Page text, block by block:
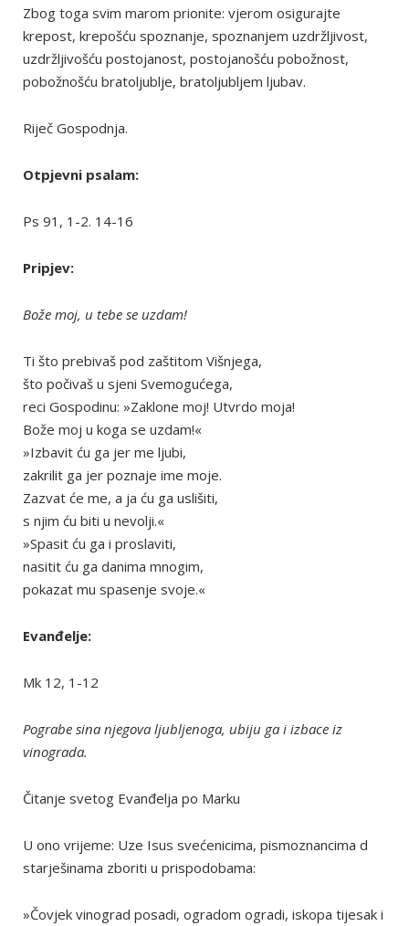
Zbog toga svim marom prionite: vjerom osigurajte
krepost, krepošću spoznanje, spoznanjem uzdržljivost,
uzdržljivošću postojanost, postojanošću pobožnost,
pobožnošću bratoljublje, bratoljubljem ljubav.
Riječ Gospodnja.
Otpjevni psalam:
Ps 91, 1-2. 14-16
Pripjev:
Bože moj, u tebe se uzdam!
Ti što prebivaš pod zaštitom Višnjega,
što počivaš u sjeni Svemogućega,
reci Gospodinu: »Zaklone moj! Utvrdo moja!
Bože moj u koga se uzdam!«
»Izbavit ću ga jer me ljubi,
zakrilit ga jer poznaje ime moje.
Zazvat će me, a ja ću ga uslišiti,
s njim ću biti u nevolji.«
»Spasit ću ga i proslaviti,
nasitit ću ga danima mnogim,
pokazat mu spasenje svoje.«
Evanđelje:
Mk 12, 1-12
Pograbe sina njegova ljubljenoga, ubiju ga i izbace iz
vinograda.
Čitanje svetog Evanđelja po Marku
U ono vrijeme: Uze Isus svećenicima, pismoznancima d
starješinama zboriti u prispodobama:
»Čovjek vinograd posadi, ogradom ogradi, iskopa tijesak i